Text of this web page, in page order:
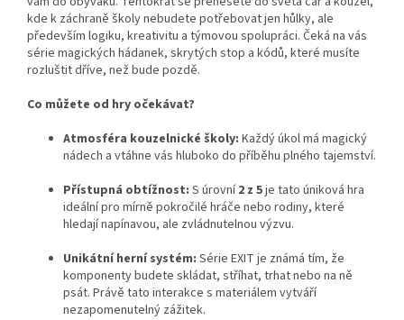
kde k záchraně školy nebudete potřebovat jen hůlky, ale
především logiku, kreativitu a týmovou spolupráci. Čeká na vás
série magických hádanek, skrytých stop a kódů, které musíte
rozluštit dříve, než bude pozdě.
Co můžete od hry očekávat?
Atmosféra kouzelnické školy: Každý úkol má magický
nádech a vtáhne vás hluboko do příběhu plného tajemství.
Přístupná obtížnost: S úrovní2 z 5je tato úniková hra
ideální pro mírně pokročilé hráče nebo rodiny, které
hledají napínavou, ale zvládnutelnou výzvu.
Unikátní herní systém: Série EXIT je známá tím, že
komponenty budete skládat, stříhat, trhat nebo na ně
psát. Právě tato interakce s materiálem vytváří
nezapomenutelný zážitek.